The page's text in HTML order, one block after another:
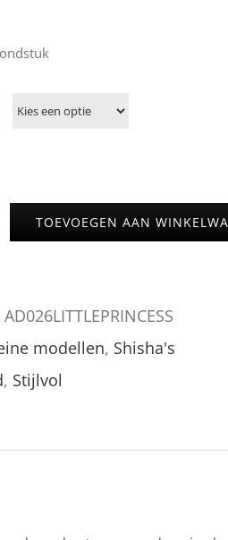
TOEVOEGEN AAN
AD026LITTLEPRINCESS
modellen, Shisha's
, Stijlvol